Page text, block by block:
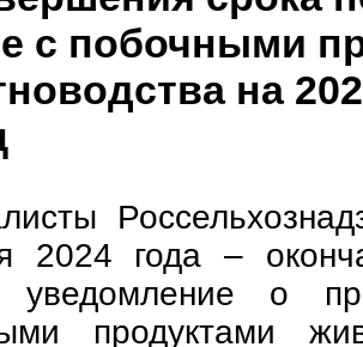
с побочными
на
2024 года –
уведомление о
продуктами